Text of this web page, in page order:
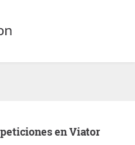
peticiones en Viator